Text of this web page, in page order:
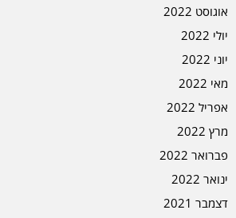
אוגוסט 2022
יולי 2022
יוני 2022
מאי 2022
אפריל 2022
מרץ 2022
פברואר 2022
ינואר 2022
דצמבר 2021